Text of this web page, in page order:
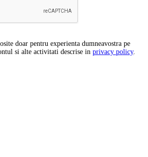
doar pentru experienta dumneavostra pe
si alte activitati descrise in privacy policy.